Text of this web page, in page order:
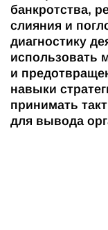
банкротства,
слияния и
диагностику
использовать
и
навыки
принимать
для вывода